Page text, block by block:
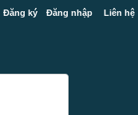
Đăng ký Đăng nhập Liên hệ